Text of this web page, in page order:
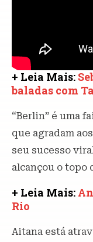
+ Leia Mais:
baladas com
“Berlin” é uma
que agradam
seu sucesso
alcançou o topo
+ Leia Mais:
Rio
Aitana está